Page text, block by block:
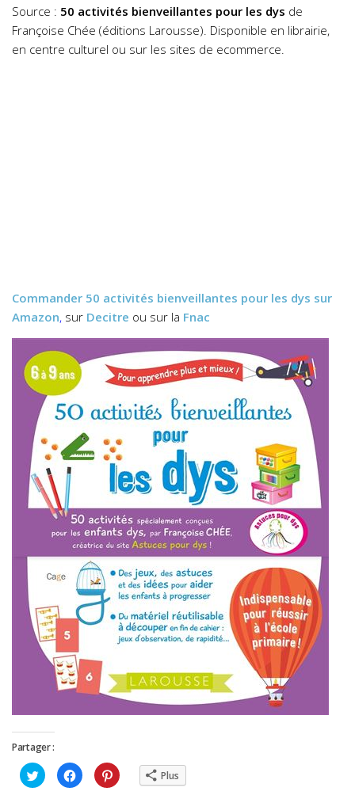
Source : 50 activités bienveillantes pour les dys de
Françoise Chée (éditions Larousse). Disponible en librairie,
en centre culturel ou sur les sites de ecommerce.
Commander 50 activités bienveillantes pour les dys sur
Amazon, sur Decitre ou sur la Fnac
Partager :
Cliquez
pour
partager
Cliquez
pour
partager
Cliquez
pour Plus